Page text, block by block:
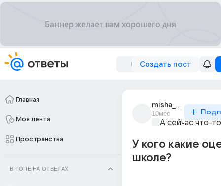
Создать пост
Главная
Моя лента
Пространства
В ТОПЕ НА ОТВЕТАХ
misha_bereznyak
10мес
А сейчас что-
У кого какие
школе?